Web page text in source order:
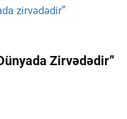
Zirvədədir”